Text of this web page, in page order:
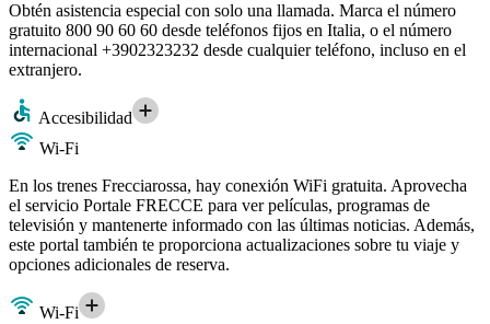
Obtén asistencia especial con solo una llamada. Marca el número
gratuito 800 90 60 60 desde teléfonos fijos en Italia, o el número
internacional +3902323232 desde cualquier teléfono, incluso en el
extranjero.
Accesibilidad
Wi-Fi
En los trenes Frecciarossa, hay conexión WiFi gratuita. Aprovecha
el servicio Portale FRECCE para ver películas, programas de
televisión y mantenerte informado con las últimas noticias. Además,
este portal también te proporciona actualizaciones sobre tu viaje y
opciones adicionales de reserva.
Wi-Fi